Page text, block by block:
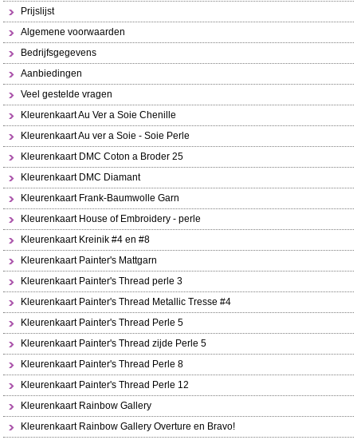
Prijslijst
Algemene voorwaarden
Bedrijfsgegevens
Aanbiedingen
Veel gestelde vragen
Kleurenkaart Au Ver a Soie Chenille
Kleurenkaart Au ver a Soie - Soie Perle
Kleurenkaart DMC Coton a Broder 25
Kleurenkaart DMC Diamant
Kleurenkaart Frank-Baumwolle Garn
Kleurenkaart House of Embroidery - perle
Kleurenkaart Kreinik #4 en #8
Kleurenkaart Painter's Mattgarn
Kleurenkaart Painter's Thread perle 3
Kleurenkaart Painter's Thread Metallic Tresse #4
Kleurenkaart Painter's Thread Perle 5
Kleurenkaart Painter's Thread zijde Perle 5
Kleurenkaart Painter's Thread Perle 8
Kleurenkaart Painter's Thread Perle 12
Kleurenkaart Rainbow Gallery
Kleurenkaart Rainbow Gallery Overture en Bravo!